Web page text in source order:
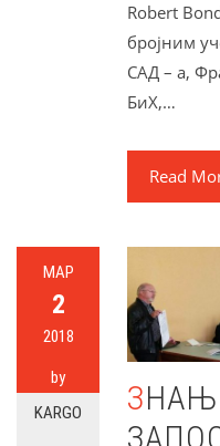
Robert
бројним
САД – а,
БиХ,…
Read
МАР
2
2018
by
KARGO
ЗНАЊЕ